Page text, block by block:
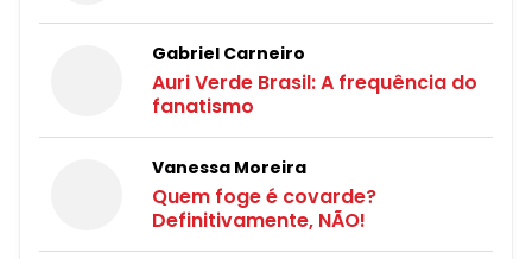
Gabriel Carneiro
Auri Verde Brasil: A frequência do
fanatismo
Vanessa Moreira
Quem foge é covarde?
Definitivamente, NÃO!